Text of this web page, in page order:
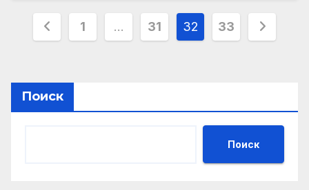
Навигация
записям
1 … 31 32 33
Поиск
Поиск